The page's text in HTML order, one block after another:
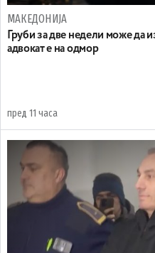
МАКЕДОНИЈА
Груби за две недели може да
адвокат е на одмор
пред 11 часа